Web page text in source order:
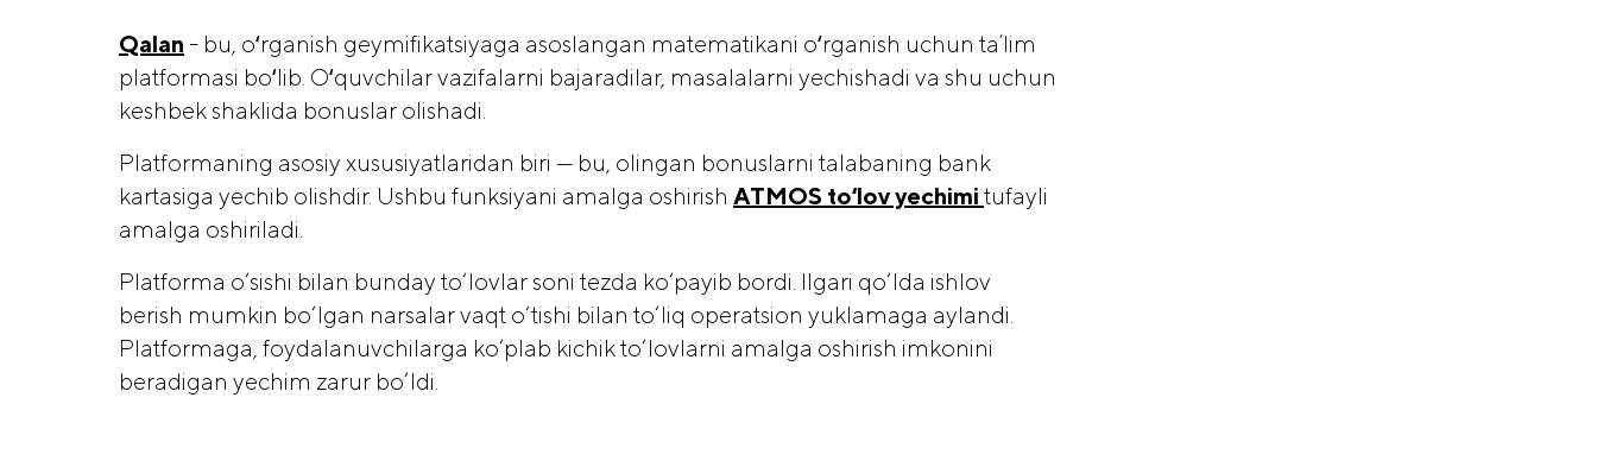
Qalan - bu, oʻrganish geymifikatsiyaga asoslangan matematikani oʻrganish uchun taʼlim
platformasi boʻlib. Oʻquvchilar vazifalarni bajaradilar, masalalarni yechishadi va shu uchun
keshbek shaklida bonuslar olishadi.
Platformaning asosiy xususiyatlaridan biri — bu, olingan bonuslarni talabaning bank
kartasiga yechib olishdir. Ushbu funksiyani amalga oshirish ATMOS toʻlov yechimi tufayli
amalga oshiriladi.
Platforma o‘sishi bilan bunday to‘lovlar soni tezda ko‘payib bordi. Ilgari qo‘lda ishlov
berish mumkin bo‘lgan narsalar vaqt o‘tishi bilan to‘liq operatsion yuklamaga aylandi.
Platformaga, foydalanuvchilarga ko‘plab kichik to‘lovlarni amalga oshirish imkonini
beradigan yechim zarur bo’ldi.